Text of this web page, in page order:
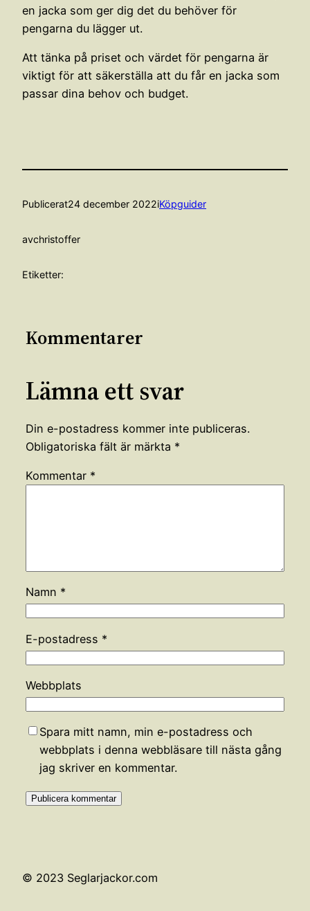
en jacka som ger dig det du behöver för
pengarna du lägger ut.
Att tänka på priset och värdet för pengarna är
viktigt för att säkerställa att du får en jacka som
passar dina behov och budget.
Publicerat24 december 2022iKöpguider
avchristoffer
Etiketter:
Kommentarer
Lämna ett svar
Din e-postadress kommer inte publiceras.
Obligatoriska fält är märkta *
Kommentar *
Namn *
E-postadress *
Webbplats
Spara mitt namn, min e-postadress och
webbplats i denna webbläsare till nästa gång
jag skriver en kommentar.
© 2023 Seglarjackor.com